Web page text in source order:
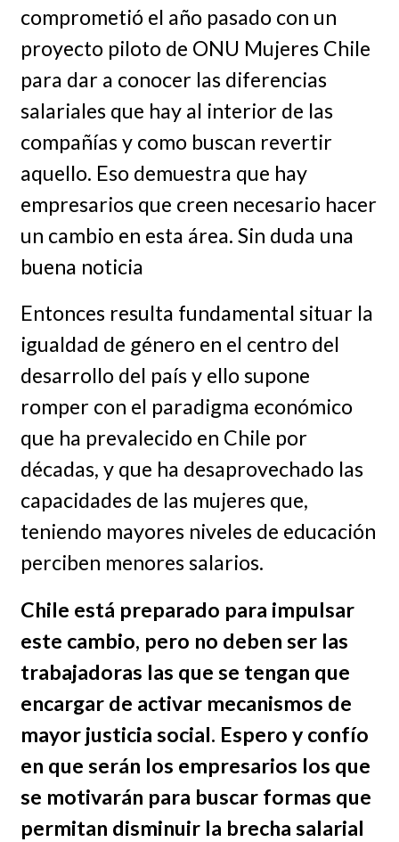
comprometió el año pasado con un
proyecto piloto de ONU Mujeres Chile
para dar a conocer las diferencias
salariales que hay al interior de las
compañías y como buscan revertir
aquello. Eso demuestra que hay
empresarios que creen necesario hacer
un cambio en esta área. Sin duda una
buena noticia
Entonces resulta fundamental situar la
igualdad de género en el centro del
desarrollo del país y ello supone
romper con el paradigma económico
que ha prevalecido en Chile por
décadas, y que ha desaprovechado las
capacidades de las mujeres que,
teniendo mayores niveles de educación
perciben menores salarios.
Chile está preparado para impulsar
este cambio, pero no deben ser las
trabajadoras las que se tengan que
encargar de activar mecanismos de
mayor justicia social. Espero y confío
en que serán los empresarios los que
se motivarán para buscar formas que
permitan disminuir la brecha salarial